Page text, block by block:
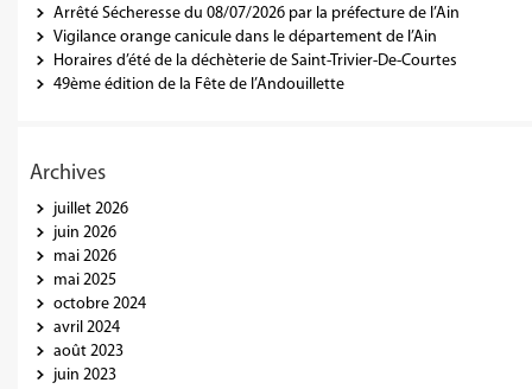
Arrêté Sécheresse du 08/07/2026 par la préfecture de l’Ain
Vigilance orange canicule dans le département de l’Ain
Horaires d’été de la déchèterie de Saint-Trivier-De-Courtes
49ème édition de la Fête de l’Andouillette
Archives
juillet 2026
juin 2026
mai 2026
mai 2025
octobre 2024
avril 2024
août 2023
juin 2023